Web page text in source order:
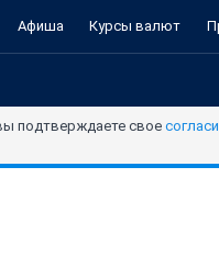
Афиша Курсы валют
подтверждаете свое